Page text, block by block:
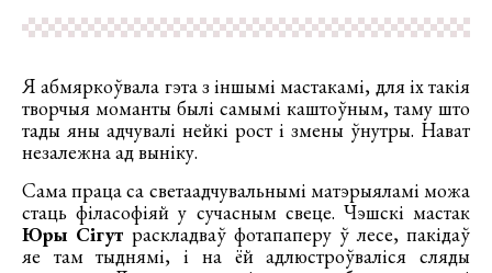
Я абмяркоўвала гэта з іншымі мастакамі, для іх такія
творчыя моманты былі самымі каштоўным, таму што
тады яны адчувалі нейкі рост і змены ўнутры. Нават
незалежна ад выніку.
Сама праца са светаадчувальнымі матэрыяламі можа
стаць філасофіяй у сучасным свеце. Чэшскі мастак
Юры Сігут раскладваў фотапаперу ў лесе, пакідаў
яе там тыднямі, і на ёй адлюстроўваліся сляды